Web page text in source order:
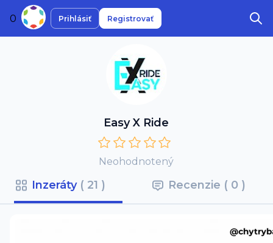
0 Prihlásiť Registrovať
Easy X Ride
Neohodnotený
Inzeráty ( 21 ) Recenzie ( 0 )